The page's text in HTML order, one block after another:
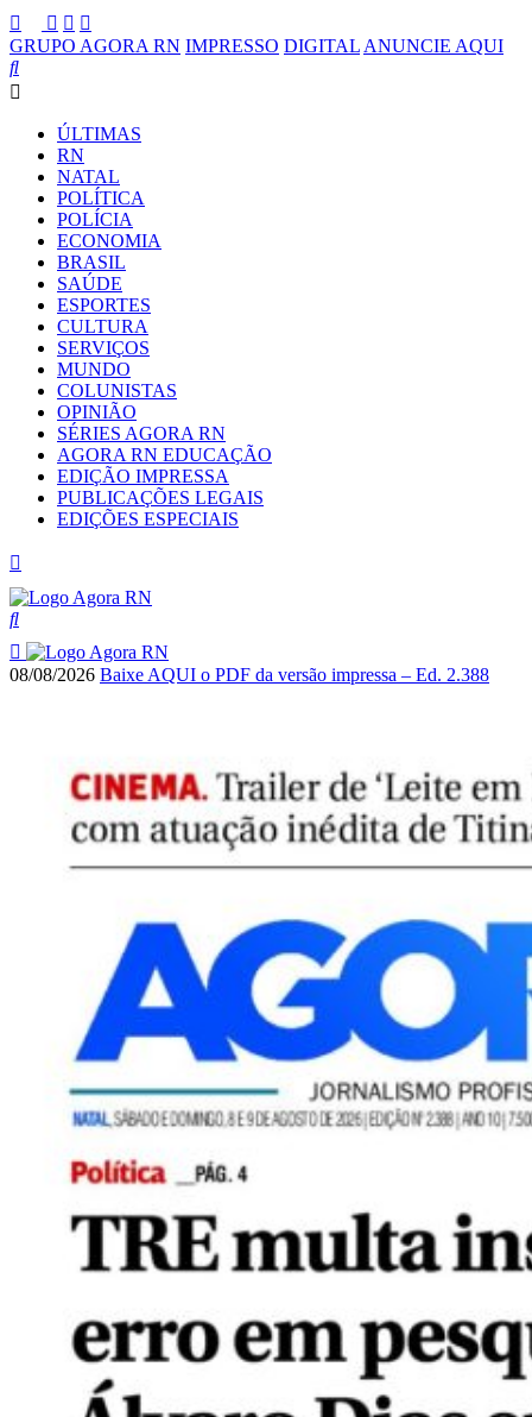
GRUPO AGORA RN IMPRESSO DIGITAL ANUNCIE AQUI
ÚLTIMAS
RN
NATAL
POLÍTICA
POLÍCIA
ECONOMIA
BRASIL
SAÚDE
ESPORTES
CULTURA
SERVIÇOS
MUNDO
COLUNISTAS
OPINIÃO
SÉRIES AGORA RN
AGORA RN EDUCAÇÃO
EDIÇÃO IMPRESSA
PUBLICAÇÕES LEGAIS
EDIÇÕES ESPECIAIS
08/08/2026 Baixe AQUI o PDF da versão impressa – Ed. 2.388